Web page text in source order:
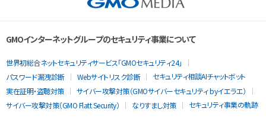
GMOインターネットグループのセキュリティ事業について
世界初総合ネットセキュリティサービス「GMOセキュリティ24」
パスワード漏洩診断
Webサイトリスク診断
セキュリティ相談AIチャットボット
実在証明・盗聴対策
サイバー攻撃対策（GMOサイバーセキュリティ byイエラエ）
サイバー攻撃対策（GMO Flatt Security）
なりすまし対策 セキュリティ事業の軌跡